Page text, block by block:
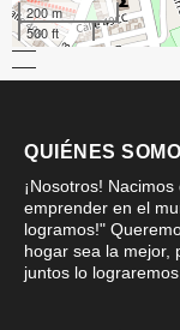
200 m
500 ft
QUIÉNES
¡Nosotros!
emprender en el
logramos!"
hogar sea la mejor,
juntos lo